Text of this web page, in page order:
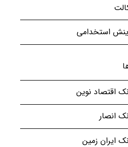
استخدامی
اقتصاد نوین
انصار
ایران زمین